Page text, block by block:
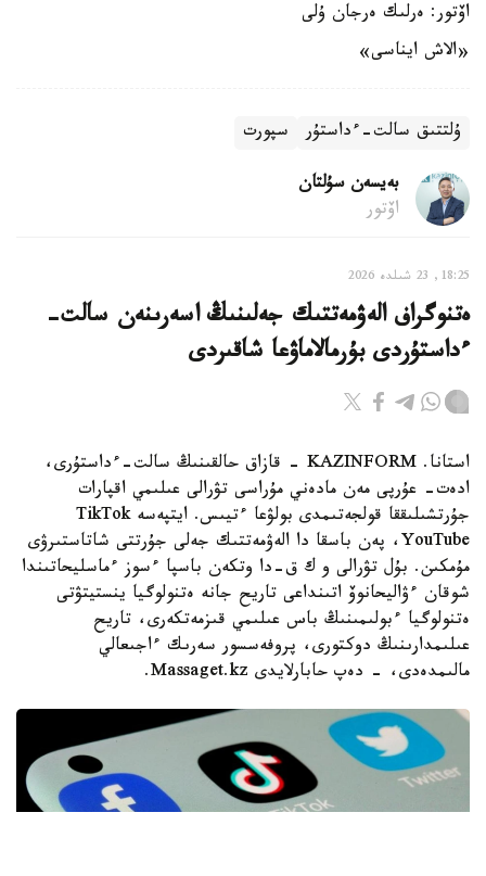
اۆتور: ەرلىك ەرجان ۇلى
«الاش ايناسى»
ۇلتتىق سالت-ءداستۇر سپورت
بەيسەن سۇلتان
اۆتور
18:25, 23 شىلدە 2026
ەتنوگراف الەۋمەتتىك جەلىنىڭ اسەرىنەن سالت-
ءداستۇردى بۇرمالاماۋعا شاقىردى
استانا. KAZINFORM - قازاق حالقىنىڭ سالت-ءداستۇرى،
ادەت- عۇرپى مەن مادەني مۇراسى تۋرالى عىلىمي اقپارات
جۇرتشىلىققا قولجەتىمدى بولۋعا ءتيىس. ايتپەسە TikTok
،YouTube پەن باسقا دا الەۋمەتتىك جەلى جۇرتتى شاتاستىرۋى
مۇمكىن. بۇل تۋرالى و ك ق-دا وتكەن باسپا ءسوز ءماسليحاتىندا
شوقان ءۋاليحانوۆ اتىنداعى تاريح جانە ەتنولوگيا ينستيتۋتى
ەتنولوگيا ءبولىمىنىڭ باس عىلىمي قىزمەتكەرى، تاريح
عىلىمدارىنىڭ دوكتورى، پروفەسسور سەرىك ءاجىعالي
مالىمدەدى، - دەپ حابارلايدى Massaget.kz.